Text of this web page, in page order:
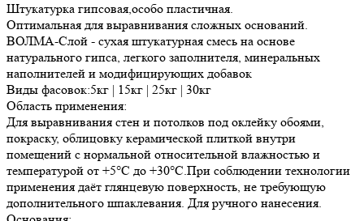
Штукатурка гипсовая,особо пластичная.
Оптимальная для выравнивания сложных оснований.
ВОЛМА-Слой - сухая штукатурная смесь на основе
натурального гипса, легкого заполнителя, минеральных
наполнителей и модифицирующих добавок
Виды фасовок:5кг | 15кг | 25кг | 30кг
Область применения:
Для выравнивания стен и потолков под оклейку обоями,
покраску, облицовку керамической плиткой внутри
помещений с нормальной относительной влажностью и
температурой от +5°С до +30°С.При соблюдении технологии
применения даёт глянцевую поверхность, не требующую
дополнительного шпаклевания. Для ручного нанесения.